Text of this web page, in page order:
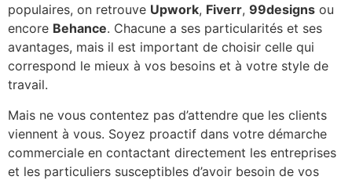
populaires, on retrouve Upwork, Fiverr, 99designs ou
encore Behance. Chacune a ses particularités et ses
avantages, mais il est important de choisir celle qui
correspond le mieux à vos besoins et à votre style de
travail.
Mais ne vous contentez pas d’attendre que les clients
viennent à vous. Soyez proactif dans votre démarche
commerciale en contactant directement les entreprises
et les particuliers susceptibles d’avoir besoin de vos